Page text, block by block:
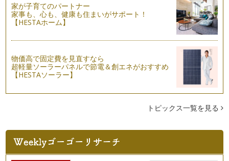
子どもを褒めるよりも大切なこと
「子どもを褒めるコツって？」「褒める子育ての落とし穴！」
と2回続けて褒めることについて書き…
引き続き「子どもを褒めるコツ」の第二弾です。 前回のお話
は、褒める時にはココロと言…
子どもと暮らしていると、その言動について「わあ、こういう
ところ、自分にそっくりでイヤになる…
家が子育てのパートナー
家事も、心も、健康も住まいがサポート！
【HESTAホーム】
物価高で固定費を見直すなら
超軽量ソーラーパネルで節電＆創エネがおすすめ
【HESTAソーラー】
トピックス一覧を見る